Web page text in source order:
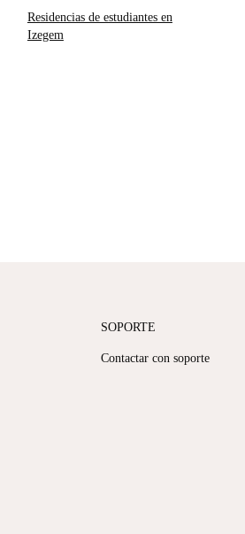
Residencias de estudiantes en
Izegem
SOPORTE
Contactar con soporte